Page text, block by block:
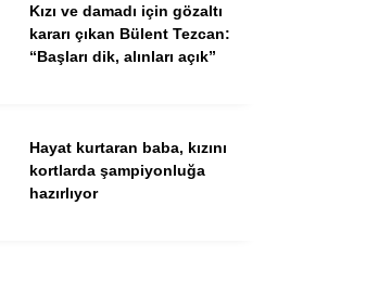
Kızı ve damadı için gözaltı
kararı çıkan Bülent Tezcan:
“Başları dik, alınları açık”
Hayat kurtaran baba, kızını
kortlarda şampiyonluğa
hazırlıyor